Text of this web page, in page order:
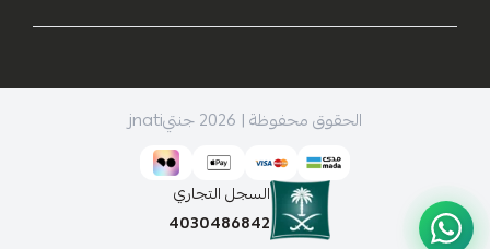
الحقوق محفوظة | 2026 جنتيjnati
السجل التجاري
4030486842